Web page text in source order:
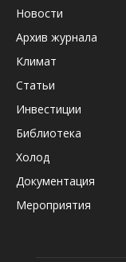
Новости
Архив журнала
Климат
Статьи
Инвестиции
Библиотека
Холод
Документация
Мероприятия